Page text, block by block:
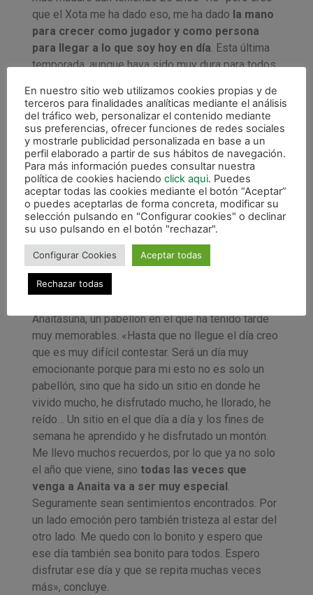
que el Xota me ha dado eso, me ha dado la mano
para crecer como jugador y como persona
para llegar a lo que soy hoy en día . Esta última
temporada, aunque haya sido muy dura para todos,
tenía desde niño, y me voy muy contento
habiendo podido debutar con la Selección
Española siendo jugador del Xota»
Además de palabras para la afición, también se
acuerda de los compañeros. «El vestuario aquí es
muy amigable. Se respira un gran ambiente tanto
dentro como fuera, también el cuerpo técnico. La
acogida en su día fue increíble,la gente también
es muy joven y eso propicia que tengas más
amistadesy muchas vivencias», explica.
Preguntado por el futuro, no sabe todavía qué
Anaitasuna, un pabellón en el que ha tenido tarde
muy memorables. «Hasta que no llegue el día creo
que es muy difícil contestar. Será un día muy
emocionante porque para mi esto no es solo un
pabellón, sino que ha sido un sitio en donde he
vivido mucho, he disfrutado mucho, he llorado, he
reído… Un sitio en el que día a día y los fines de
semana he aprendido y he disfrutado un montón.
Me llevo muchos recuerdos, por lo que ya no solo
el año que viene, sino todas las veces que
venga a Anaita va a ser muy especial .
Seguramente sean sentimientos encontrados. Por
un lado emoción pero también tristeza al estar del
otro lado. Me quedo con lo bonito y espero que
ese día también sea bonito para todos. Espero
disfrutar ese día y que se repita muchas veces
más», concluye.
En nuestro sitio web utilizamos cookies propias y de
terceros para finalidades analíticas mediante el análisis
del tráfico web, personalizar el contenido mediante
sus preferencias, ofrecer funciones de redes sociales
y mostrarle publicidad personalizada en base a un
perfil elaborado a partir de sus hábitos de navegación.
Para más información puedes consultar nuestra
política de cookies haciendo click aqui. Puedes
aceptar todas las cookies mediante el botón “Aceptar”
o puedes aceptarlas de forma concreta, modificar su
selección pulsando en "Configurar cookies" o declinar
su uso pulsando en el botón "rechazar".
Configurar Cookies Aceptar todas
Rechazar todas